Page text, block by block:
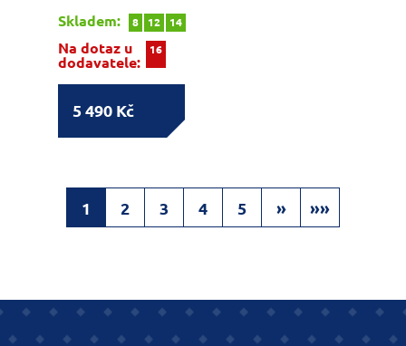
Skladem:
8 12 14
Na dotaz u
dodavatele:
16
5 490 Kč
1 2 3 4 5 » »»